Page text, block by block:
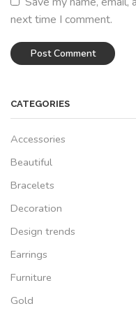
next time I comment.
CATEGORIES
Accessories
Beautiful
Bracelets
Decoration
Design trends
Earrings
Furniture
Gold